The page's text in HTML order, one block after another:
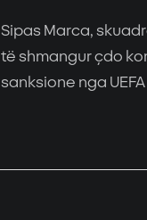
Sipas Marca,
të shmangur çdo
sanksione nga